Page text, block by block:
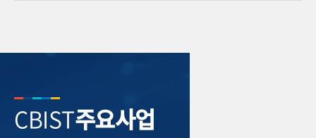
CBIST주요사업